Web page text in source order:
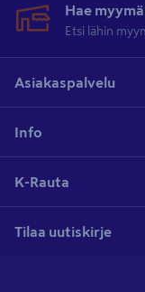
Hae
Etsi lähin
Asiakaspalvelu
Info
K-Rauta
Tilaa uutiskirje